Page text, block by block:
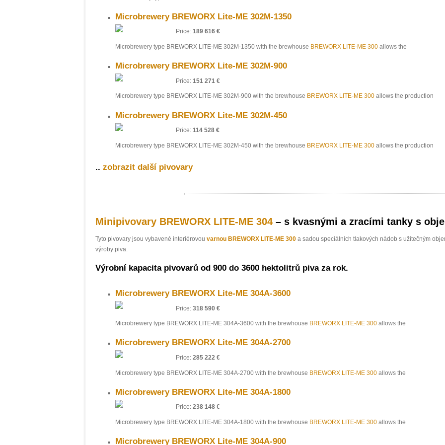
Microbrewery BREWORX Lite-ME 302M-1350
Price: 189 616 €
Microbrewery type BREWORX LITE-ME 302M-1350 with the brewhouse BREWORX LITE-ME 300 allows the
Microbrewery BREWORX Lite-ME 302M-900
Price: 151 271 €
Microbrewery type BREWORX LITE-ME 302M-900 with the brewhouse BREWORX LITE-ME 300 allows the production
Microbrewery BREWORX Lite-ME 302M-450
Price: 114 528 €
Microbrewery type BREWORX LITE-ME 302M-450 with the brewhouse BREWORX LITE-ME 300 allows the production
.. zobrazit další pivovary
Minipivovary BREWORX LITE-ME 304 – s kvasnými a zracími tanky s
Tyto pivovary jsou vybavené interiérovou varnou BREWORX LITE-ME 300 a sadou speciálních tlakových nádob s užitečným
výroby piva.
Výrobní kapacita pivovarů od 900 do 3600 hektolitrů piva za rok.
Microbrewery BREWORX Lite-ME 304A-3600
Price: 318 590 €
Microbrewery type BREWORX LITE-ME 304A-3600 with the brewhouse BREWORX LITE-ME 300 allows the
Microbrewery BREWORX Lite-ME 304A-2700
Price: 285 222 €
Microbrewery type BREWORX LITE-ME 304A-2700 with the brewhouse BREWORX LITE-ME 300 allows the
Microbrewery BREWORX Lite-ME 304A-1800
Price: 238 148 €
Microbrewery type BREWORX LITE-ME 304A-1800 with the brewhouse BREWORX LITE-ME 300 allows the
Microbrewery BREWORX Lite-ME 304A-900